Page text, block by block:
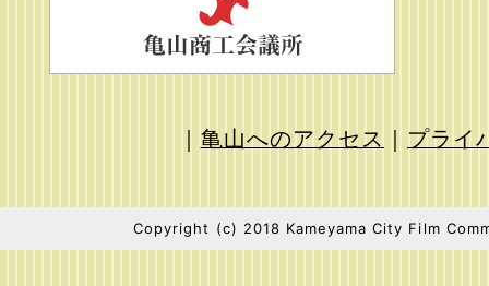
｜ 亀山へのアクセス ｜ プライ
Copyright (c) 2018 Kameyama City Film